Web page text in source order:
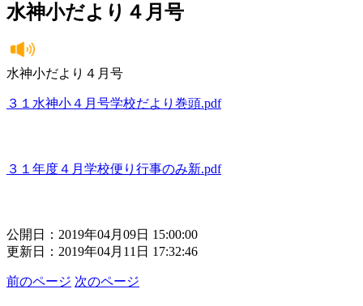
水神小だより４月号
水神小だより４月号
３１水神小４月号学校だより巻頭.pdf
３１年度４月学校便り行事のみ新.pdf
公開日：2019年04月09日 15:00:00
更新日：2019年04月11日 17:32:46
前のページ 次のページ